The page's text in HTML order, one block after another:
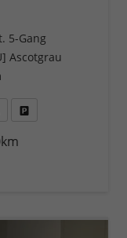
5-Gang
Ascotgrau